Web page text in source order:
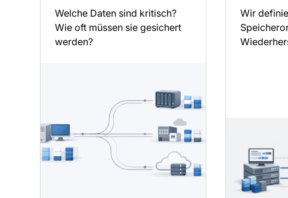
Welche Daten sind kritisch?
Wie oft müssen sie gesichert
werden?
Wir